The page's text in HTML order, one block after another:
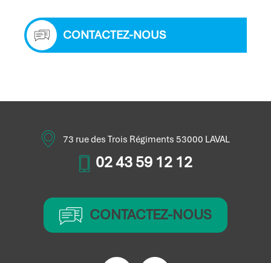
CONTACTEZ-NOUS
73 rue des Trois Régiments 53000 LAVAL
02 43 59 12 12
CONTACTEZ-NOUS